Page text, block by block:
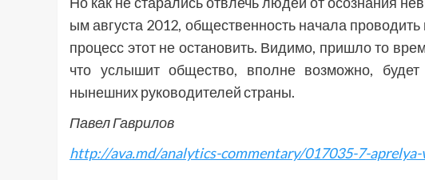
ым августа 2012, общественность начала
процесс этот не остановить. Видимо, пришло то
что услышит общество, вполне возможно, будет
нынешних руководителей страны.
Павел Гаврилов
http://ava.md/analytics-commentary/017035-7-